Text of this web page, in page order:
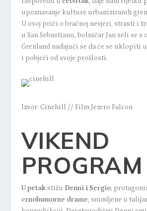
upoznavanje kulture urbaniziranih
U ovoj priči o bračnoj nevjeri, strasti i
u San Sebastianu, bolničar Jan seli se s
Grenland nadajući se da će se
i pobjeći od svoje prošlosti.
Izvor: Cinehill // Film Jezero Falcon
VIKEND
PROGRAM
U petakstižu Denni i Sergio,
crnohumorne drame, snimljene u